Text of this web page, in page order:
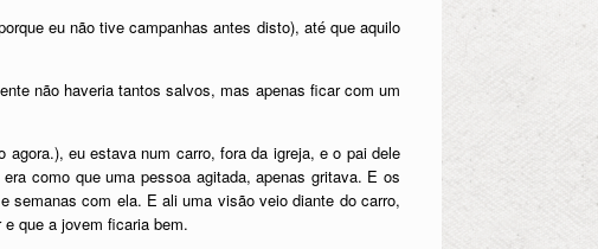
eu não tive campanhas antes disto), até que aquilo
não haveria tantos salvos, mas apenas ficar com um
eu estava num carro, fora da igreja, e o pai dele
como que uma pessoa agitada, apenas gritava. E os
semanas com ela. E ali uma visão veio diante do carro,
que a jovem ficaria bem.